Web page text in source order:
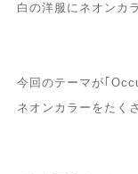
白の洋服に ネオンカ
今回のテーマが｢
ネオンカラーをたく